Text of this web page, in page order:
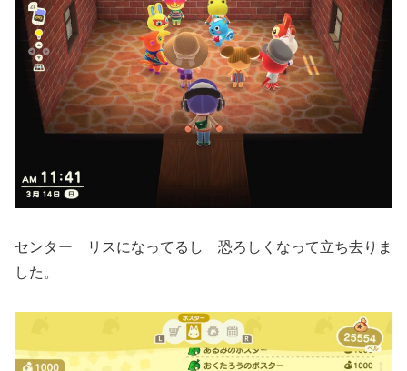
センター リスになってるし 恐ろしくなって立ち去りま
した。